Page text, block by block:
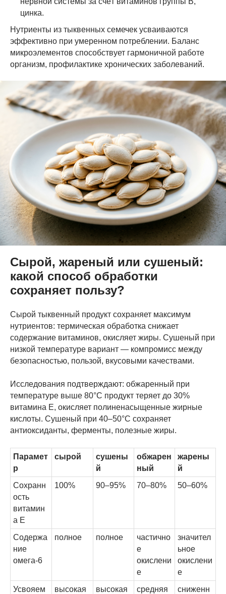
цинка.
Нутриенты из тыквенных семечек усваиваются
эффективно при умеренном потреблении. Баланс
микроэлементов способствует гармоничной работе
организм, профилактике хронических заболеваний.
Сырой, жареный или сушеный:
какой способ обработки
сохраняет пользу?
Сырой тыквенный продукт сохраняет максимум
нутриентов: термическая обработка снижает
содержание витаминов, окисляет жиры. Сушеный при
низкой температуре вариант — компромисс между
безопасностью, пользой, вкусовыми качествами.
Исследования подтверждают: обжаренный при
температуре выше 80°C продукт теряет до 30%
витамина E, окисляет полиненасыщенные жирные
кислоты. Сушеный при 40–50°C сохраняет
антиоксиданты, ферменты, полезные жиры.
Парамет
р
сырой
сушены
й
обжарен
ный
жарены
й
Сохранн
ость
витамин
а E
100% 90–95% 70–80% 50–60%
Содержа
ние
омега-6
полное полное
частично
е
окислени
е
значител
ьное
окислени
е
Усвояем
высокая высокая средняя
сниженн